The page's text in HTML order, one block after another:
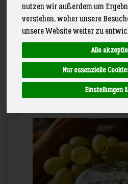
nutzen wir außerdem um
verstehen, woher unsere
unsere Website weiter zu
Alle
Nur essenzielle
Einstellungen
Hersteller